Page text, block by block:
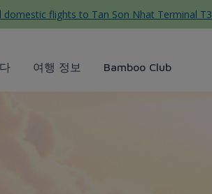
flights to Tan Son Nhat Terminal T3
여행 정보 Bamboo Club